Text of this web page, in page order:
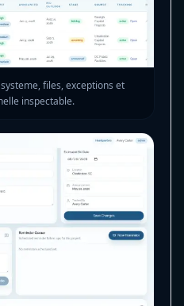
files, exceptions et
inspectable.